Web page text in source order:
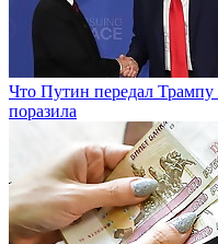
Что Путин передал
поразила